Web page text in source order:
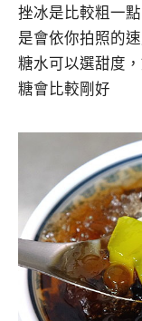
挫冰是比較粗一
是會依你拍照的
糖水可以選甜度
糖會比較剛好